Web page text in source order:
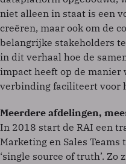
niet alleen in staat is een
creëren, maar ook om de
belangrijke stakeholders
in dit verhaal hoe de
impact heeft op de manier
verbinding faciliteert voor
Meerdere afdelingen,
In 2018 start de RAI een
Marketing en Sales Teams
‘single source of truth’.